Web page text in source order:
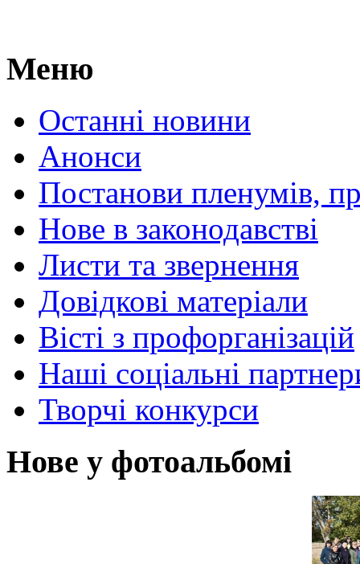
Меню
Останні новини
Анонси
Постанови пленумів,
Нове в законодавстві
Листи та звернення
Довідкові матеріали
Вісті з профорганізацій
Наші соціальні
Творчі конкурси
Нове у фотоальбомі